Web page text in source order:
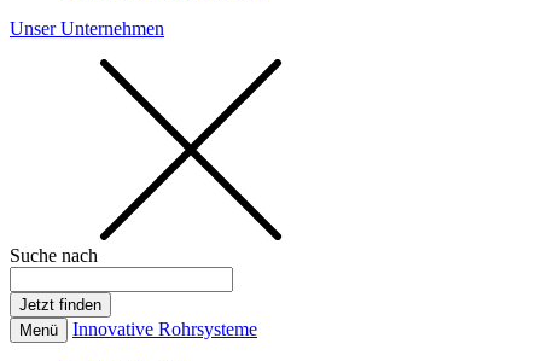
Unser Unternehmen
Suche nach
Menü Innovative Rohrsysteme